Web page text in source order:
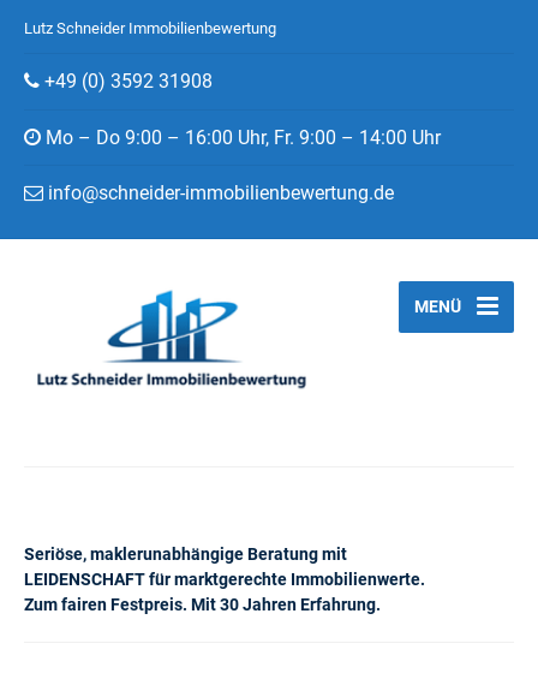
Lutz Schneider Immobilienbewertung
+49 (0) 3592 31908
Mo – Do 9:00 – 16:00 Uhr, Fr. 9:00 – 14:00 Uhr
info@schneider-immobilienbewertung.de
Seriöse, maklerunabhängige Beratung mit
LEIDENSCHAFT für marktgerechte Immobilienwerte.
Zum fairen Festpreis. Mit 30 Jahren Erfahrung.
MENÜ